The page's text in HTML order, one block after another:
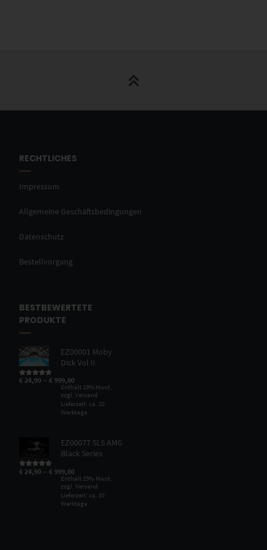
RECHTLICHES
Impressum
Allgemeine Geschäftsbedingungen
Datenschutz
Bestellvorgang
BESTBEWERTETE
PRODUKTE
EZ00001 Moby
Dick Vol II
Bewertet mit
von 5
€ 24,90 –€ 999,00
Enthält 19% Mwst.
zzgl.Versand
Lieferzeit: ca. 10
Werktage
EZ00077 SLS AMG
Black Series
Bewertet mit
von 5
€ 24,90 –€ 999,00
Enthält 19% Mwst.
zzgl.Versand
Lieferzeit: ca. 10
Werktage